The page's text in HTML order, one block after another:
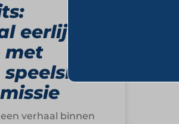
eerlijke
met
verhaal binnen